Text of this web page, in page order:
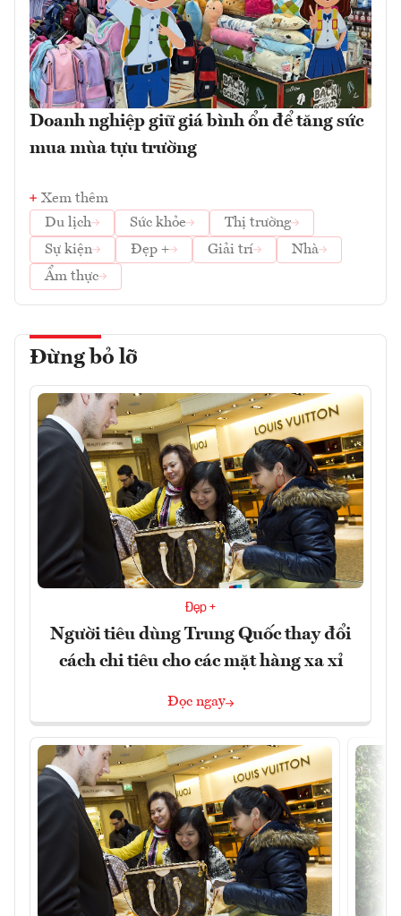
Doanh nghiệp giữ giá bình ổn để tăng sức
mua mùa tựu trường
Xem thêm
Du lịch
Sức khỏe
Thị trường
Sự kiện
Đẹp + Giải trí
Nhà
Ẩm thực
Đừng bỏ lỡ
Đẹp +
Người tiêu dùng Trung Quốc thay đổi
cách chi tiêu cho các mặt hàng xa xỉ
Đọc ngay